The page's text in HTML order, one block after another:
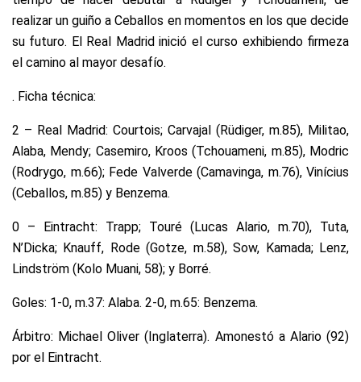
realizar un guiño a Ceballos en momentos en los que decide
su futuro. El Real Madrid inició el curso exhibiendo firmeza
el camino al mayor desafío.
. Ficha técnica:
2 – Real Madrid: Courtois; Carvajal (Rüdiger, m.85), Militao,
Alaba, Mendy; Casemiro, Kroos (Tchouameni, m.85), Modric
(Rodrygo, m.66); Fede Valverde (Camavinga, m.76), Vinícius
(Ceballos, m.85) y Benzema.
0 – Eintracht: Trapp; Touré (Lucas Alario, m.70), Tuta,
N’Dicka; Knauff, Rode (Gotze, m.58), Sow, Kamada; Lenz,
Lindström (Kolo Muani, 58); y Borré.
Goles: 1-0, m.37: Alaba. 2-0, m.65: Benzema.
Árbitro: Michael Oliver (Inglaterra). Amonestó a Alario (92)
por el Eintracht.